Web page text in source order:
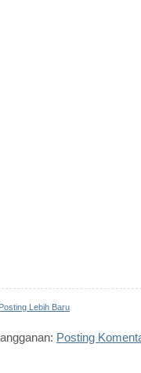
Posting Lebih Baru
Posting